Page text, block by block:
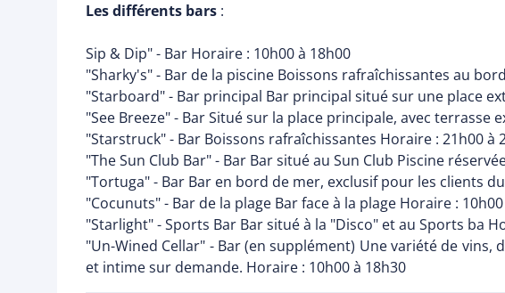
Les différents bars :
Sip & Dip" - Bar Horaire : 10h00 à 18h00
"Sharky's" - Bar de la piscine Boissons rafraîchissantes au
"Starboard" - Bar principal Bar principal situé sur une place
"See Breeze" - Bar Situé sur la place principale, avec terrasse
"Starstruck" - Bar Boissons rafraîchissantes Horaire : 21h00 à
"The Sun Club Bar" - Bar Bar situé au Sun Club Piscine
"Tortuga" - Bar Bar en bord de mer, exclusif pour les clients
"Cocunuts" - Bar de la plage Bar face à la plage Horaire :
"Starlight" - Sports Bar Bar situé à la "Disco" et au Sports ba
"Un-Wined Cellar" - Bar (en supplément) Une variété de
et intime sur demande. Horaire : 10h00 à 18h30